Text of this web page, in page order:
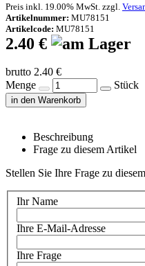
Preis inkl. 19.00% MwSt. zzgl.
Artikelnummer: MU78151
Artikelcode: MU78151
2.40 €
brutto 2.40 €
Menge
Stück
in den Warenkorb
Beschreibung
Frage zu diesem Artikel
Stellen Sie Ihre Frage zu
Ihr Name
Ihre E-Mail-Adresse
Ihre Frage